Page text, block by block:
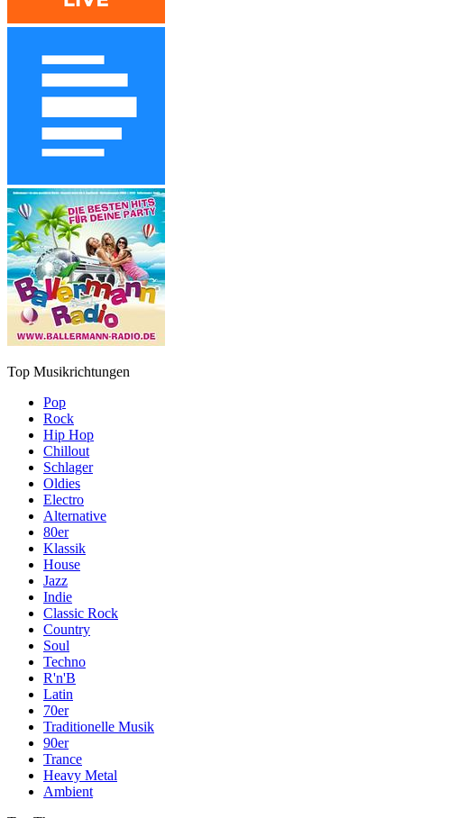
Top Musikrichtungen
Pop
Rock
Hip Hop
Chillout
Schlager
Oldies
Electro
Alternative
80er
Klassik
House
Jazz
Indie
Classic Rock
Country
Soul
Techno
R'n'B
Latin
70er
Traditionelle Musik
90er
Trance
Heavy Metal
Ambient